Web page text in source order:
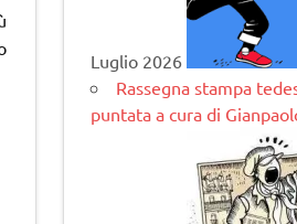
Luglio 2026
Rassegna stampa
puntata a cura di